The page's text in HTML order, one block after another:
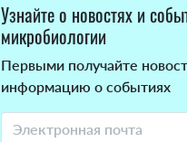
Узнайте о новостях и
микробиологии
Первыми получайте
информацию о событиях